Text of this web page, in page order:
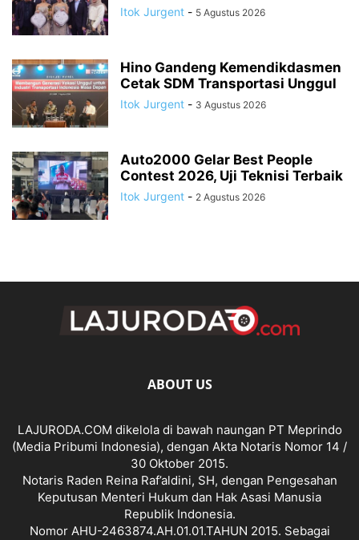
Itok Jurgent - 5 Agustus 2026
Hino Gandeng Kemendikdasmen
Cetak SDM Transportasi Unggul
Itok Jurgent - 3 Agustus 2026
Auto2000 Gelar Best People
Contest 2026, Uji Teknisi Terbaik
Itok Jurgent - 2 Agustus 2026
ABOUT US
LAJURODA.COM dikelola di bawah naungan PT Meprindo
(Media Pribumi Indonesia), dengan Akta Notaris Nomor 14 /
30 Oktober 2015.
Notaris Raden Reina Raf’aldini, SH, dengan Pengesahan
Keputusan Menteri Hukum dan Hak Asasi Manusia
Republik Indonesia.
Nomor AHU-2463874.AH.01.01.TAHUN 2015. Sebagai